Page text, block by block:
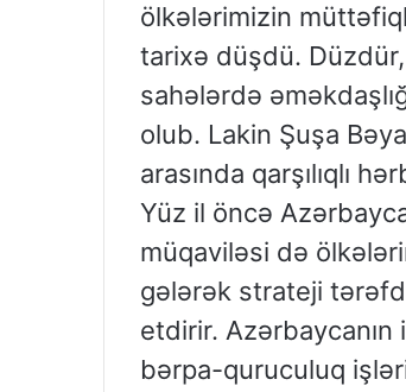
ölkələrimizin
tarixə düşdü.
sahələrdə
olub. Lakin Şuşa
arasında qarşılıqlı
Yüz il öncə
müqaviləsi də
gələrək strateji
etdirir.
bərpa-quruculuq